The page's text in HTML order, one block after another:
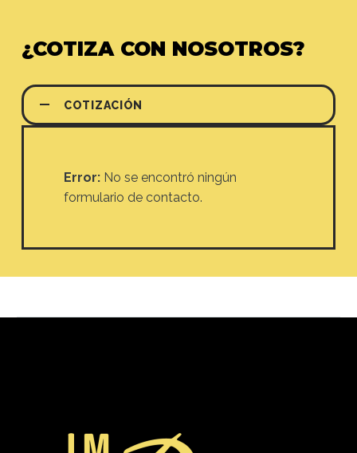
¿COTIZA CON NOSOTROS?
COTIZACIÓN
Error: No se encontró ningún
formulario de contacto.